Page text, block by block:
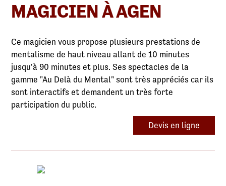
MAGICIEN À AGEN
Ce magicien vous propose plusieurs prestations de
mentalisme de haut niveau allant de 10 minutes
jusqu'à 90 minutes et plus. Ses spectacles de la
gamme "Au Delà du Mental" sont très appréciés car ils
sont interactifs et demandent un très forte
participation du public.
Devis en ligne